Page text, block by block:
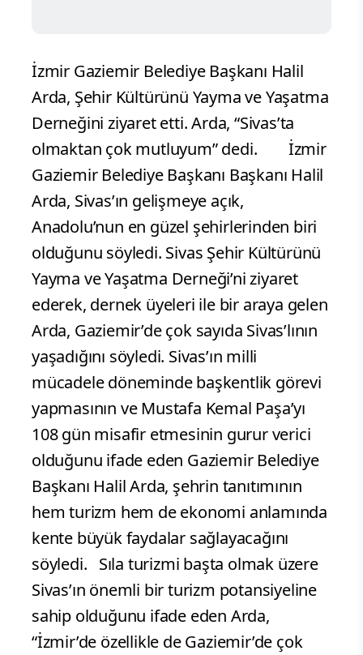
İzmir Gaziemir Belediye Başkanı Halil
Arda, Şehir Kültürünü Yayma ve Yaşatma
Derneğini ziyaret etti. Arda, “Sivas’ta
olmaktan çok mutluyum” dedi.
İzmir
Gaziemir Belediye Başkanı Başkanı Halil
Arda, Sivas’ın gelişmeye açık,
Anadolu’nun en güzel şehirlerinden biri
olduğunu söyledi. Sivas Şehir Kültürünü
Yayma ve Yaşatma Derneği’ni ziyaret
ederek, dernek üyeleri ile bir araya gelen
Arda, Gaziemir’de çok sayıda Sivas’lının
yaşadığını söyledi. Sivas’ın milli
mücadele döneminde başkentlik görevi
yapmasının ve Mustafa Kemal Paşa’yı
108 gün misafir etmesinin gurur verici
olduğunu ifade eden Gaziemir Belediye
Başkanı Halil Arda, şehrin tanıtımının
hem turizm hem de ekonomi anlamında
kente büyük faydalar sağlayacağını
söyledi. Sıla turizmi başta olmak üzere
Sivas’ın önemli bir turizm potansiyeline
sahip olduğunu ifade eden Arda,
“İzmir’de özellikle de Gaziemir’de çok